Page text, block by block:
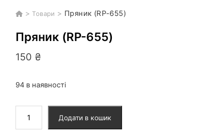
> Товари > Пряник (RP-655)
Пряник (RP-655)
150 ₴
94 в наявності
(RP-
Додати в кошик